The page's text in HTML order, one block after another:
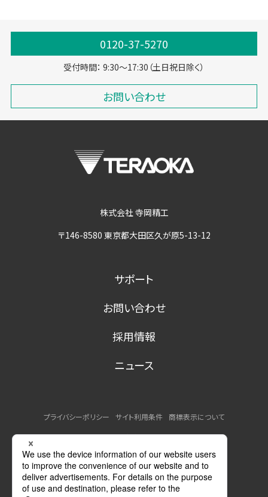
0120-37-5270
受付時間： 9:30～17:30（土日祝日除く）
お問い合わせ
株式会社 寺岡精工
〒146-8580 東京都大田区久が原5-13-12
サポート
お問い合わせ
採用情報
ニュース
プライバシーポリシー サイト利用条件
商標表示について
MSDSの提供について